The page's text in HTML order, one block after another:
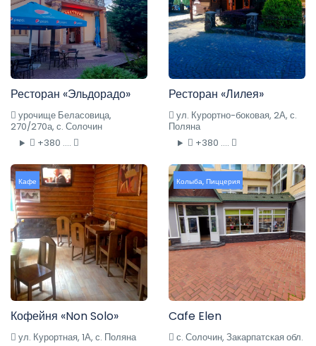
Ресторан «Эльдорадо»
урочище Беласовица,
270/270а, с. Солочин
+380 ....
Ресторан «Лилея»
ул. Курортно-боковая, 2А, с.
Поляна
+380 ....
Кафе
Кофейня «Non Solo»
ул. Курортная, 1А, с. Поляна
Колыба, Пиццерия
Cafe Elen
с. Солочин, Закарпатская обл.